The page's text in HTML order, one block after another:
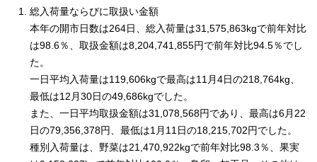
総入荷量ならびに取扱い金額
本年の開市日数は264日、総入荷量は31,575,863kgで前年対比
は98.6％、取扱金額は8,204,741,855円で前年対比94.5％でし
た。
一日平均入荷量は119,606kgで最高は11月4日の218,764kg、
最低は12月30日の49,686kgでした。
また、一日平均取扱金額は31,078,568円であり、最高は6月22
日の79,356,378円、最低は1月11日の18,215,702円でした。
種別入荷量は、野菜は21,470,922kgで前年対比98.3％、果実